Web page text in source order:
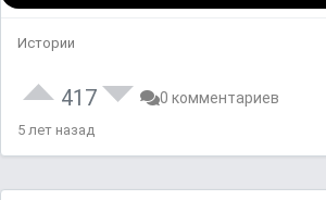
Истории
417 0 комментариев
5 лет назад